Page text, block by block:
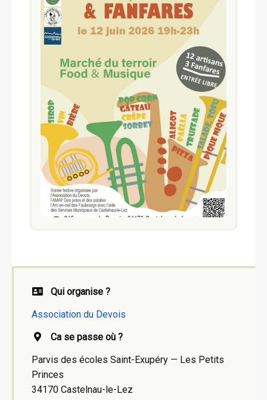
Qui organise ?
Association du Devois
Ca se passe où ?
Parvis des écoles Saint-Exupéry — Les Petits
Princes
34170 Castelnau-le-Lez